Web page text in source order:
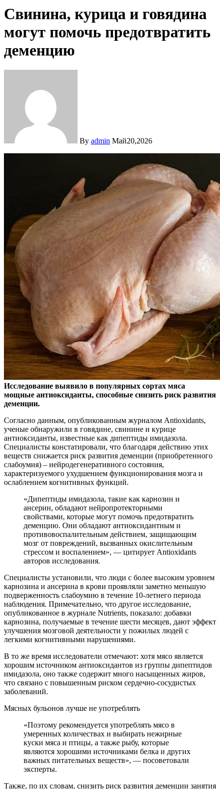
Свинина, курица и говядина
могут помочь предотвратить
деменцию
By admin Май20,2026
Исследование выявило в популярных сортах мяса
мощные антиоксиданты, способные снизить риск развития
деменции.
Согласно данным, опубликованным журналом Antioxidants,
ученые обнаружили в говядине, свинине и курице
антиоксиданты, известные как дипептиды имидазола.
Специалисты констатировали, что благодаря действию этих
веществ снижается риск развития деменции (приобретенного
слабоумия) – нейродегенеративного состояния,
характеризуемого ухудшением функционирования мозга и
ослаблением когнитивных функций.
«Дипептиды имидазола, такие как карнозин и
ансерин, обладают нейропротекторными
свойствами, которые могут помочь предотвратить
деменцию. Они обладают антиоксидантным и
противовоспалительным действием, защищающим
мозг от повреждений, вызванных окислительным
стрессом и воспалением», — цитирует Antioxidants
авторов исследования.
Специалисты установили, что люди с более высоким уровнем
карнозина и ансерина в крови проявляли заметно меньшую
подверженность слабоумию в течение 10-летнего периода
наблюдения. Примечательно, что другое исследование,
опубликованное в журнале Nutrients, показало: добавки
карнозина, получаемые в течение шести месяцев, дают эффект
улучшения мозговой деятельности у пожилых людей с
легкими когнитивными нарушениями.
В то же время исследователи отмечают: хотя мясо является
хорошим источником антиоксидантов из группы дипептидов
имидазола, оно также содержит много насыщенных жиров,
что связано с повышенным риском сердечно-сосудистых
заболеваний.
Мясных бульонов лучше не употреблять
«Поэтому рекомендуется употреблять мясо в
умеренных количествах и выбирать нежирные
куски мяса и птицы, а также рыбу, которые
являются хорошими источниками белка и других
важных питательных веществ», — посоветовали
эксперты.
Также, по их словам, снизить риск развития деменции занятия